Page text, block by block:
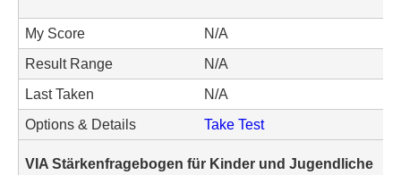
My Score
N/A
Result Range
N/A
Last Taken
N/A
Options & Details
Take Test
VIA Stärkenfragebogen für Kinder und Jugendliche